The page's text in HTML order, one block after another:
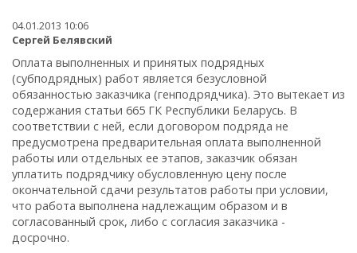
04.01.2013 10:06
Сергей Белявский
Оплата выполненных и принятых подрядных
(субподрядных) работ является безусловной
обязанностью заказчика (генподрядчика). Это вытекает из
содержания статьи 665 ГК Республики Беларусь. В
соответствии с ней, если договором подряда не
предусмотрена предварительная оплата выполненной
работы или отдельных ее этапов, заказчик обязан
уплатить подрядчику обусловленную цену после
окончательной сдачи результатов работы при условии,
что работа выполнена надлежащим образом и в
согласованный срок, либо с согласия заказчика -
досрочно.